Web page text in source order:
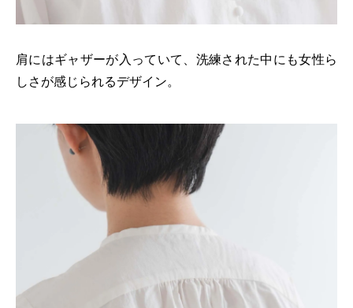
肩にはギャザーが入っていて、洗練された中にも女性ら
しさが感じられるデザイン。